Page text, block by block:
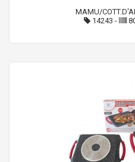
MAMU/
14243 -